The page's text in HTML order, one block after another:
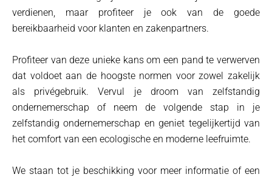
verdienen, maar profiteer je ook van de goede
bereikbaarheid voor klanten en zakenpartners.
Profiteer van deze unieke kans om een pand te verwerven
dat voldoet aan de hoogste normen voor zowel zakelijk
als privégebruik. Vervul je droom van zelfstandig
ondernemerschap of neem de volgende stap in je
zelfstandig ondernemerschap en geniet tegelijkertijd van
het comfort van een ecologische en moderne leefruimte.
We staan tot je beschikking voor meer informatie of een